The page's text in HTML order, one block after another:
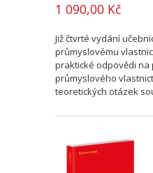
1 090,00 Kč
Již čtvrté vydání
průmyslovému
praktické odpovědi na
průmyslového
teoretických otázek